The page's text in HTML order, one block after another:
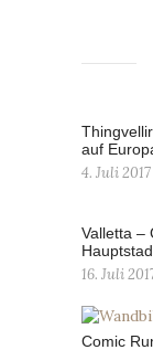
auf
4. Juli 2017
Valletta –
16. Juli
Comic